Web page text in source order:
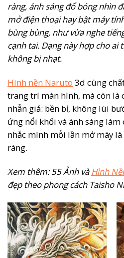
ràng, ánh sáng đổ bóng nhìn
mở điện thoại hay bật máy
bùng bùng, như vừa nghe
cạnh tai. Dạng này hợp cho ai
không bị nhạt.
Hình nền Naruto 3d cùng
trang trí màn hình, mà còn là
nhẫn giả: bền bỉ, không lùi
ứng nổi khối và ánh sáng
nhắc mình mỗi lần mở máy
ràng.
Xem thêm: 55 Ảnh vàHình
đẹp theo phong cách Taisho